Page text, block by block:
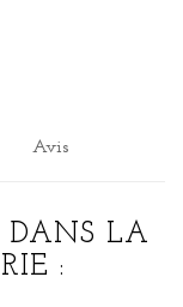
Avis
DANS LA
: